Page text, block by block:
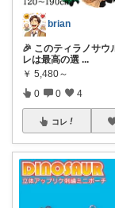
brian
🎉 このティラノサウ
レは最高の選 ...
￥ 5,480～
0 0 4
コレ